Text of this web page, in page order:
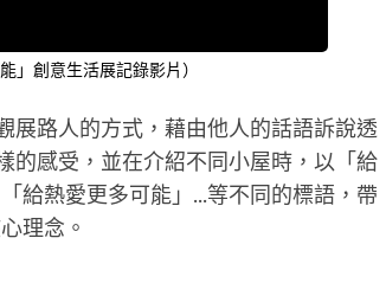
」創意生活展記錄影片）
展路人的方式，藉由他人的話語訴說透
的感受，並在介紹不同小屋時，以「給
給熱愛更多可能」...等不同的標語，帶
理念。